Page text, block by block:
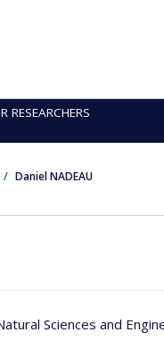
RESEARCHERS
Daniel NADEAU
Sciences and